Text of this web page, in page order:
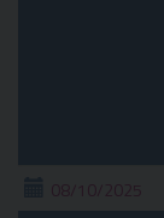
08/10/2025